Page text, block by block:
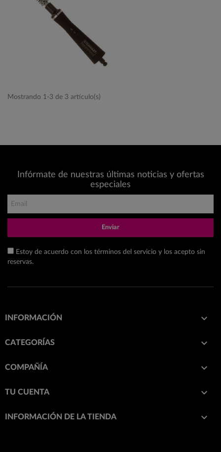
Mostrando 1-3 de 3 artículo(s)
Infórmate de nuestras últimas noticias y ofertas
especiales
Enviar
Estoy de acuerdo con los términos del servicio y los acepto sin
reservas.
INFORMACIÓN 
CATEGORÍAS 
COMPAÑÍA 
TU CUENTA 
INFORMACIÓN DE LA TIENDA keyboard_arrow_down